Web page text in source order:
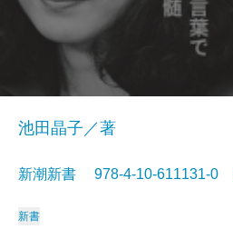
池田晶子／著
新潮新書 978-4-10-611131-
新書